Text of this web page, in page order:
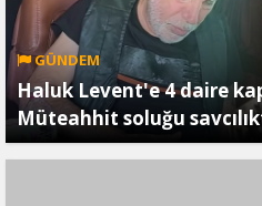
GÜNDEM
Haluk Levent'e 4 daire
Müteahhit soluğu